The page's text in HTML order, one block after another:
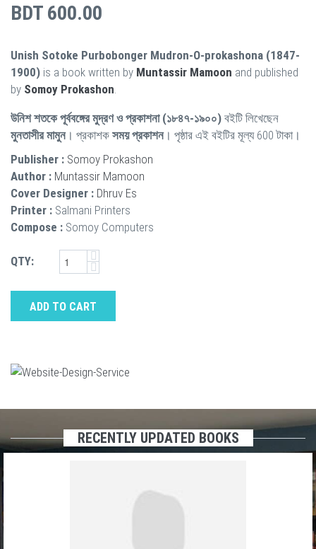
BDT 600.00
Unish Sotoke Purbobonger Mudron-O-prokashona (1847-
1900) is a book written by Muntassir Mamoon and published
by Somoy Prokashon
উনিশ শতকে পূর্ববঙ্গের মুদ্রণ ও প্রকাশনা (১৮৪৭-১৯০০) বইটি লিখেছেন
মুনতাসীর মামুন। প্রকাশক সময় প্রকাশন। পৃষ্ঠার এই বইটির মূল্য 600 টাকা।
Publisher : Somoy Prokashon
Author : Muntassir Mamoon
Cover Designer : Dhruv Es
Printer : Salmani Printers
Compose : Somoy Computers
QTY:
ADD TO CART
RECENTLY UPDATED BOOKS